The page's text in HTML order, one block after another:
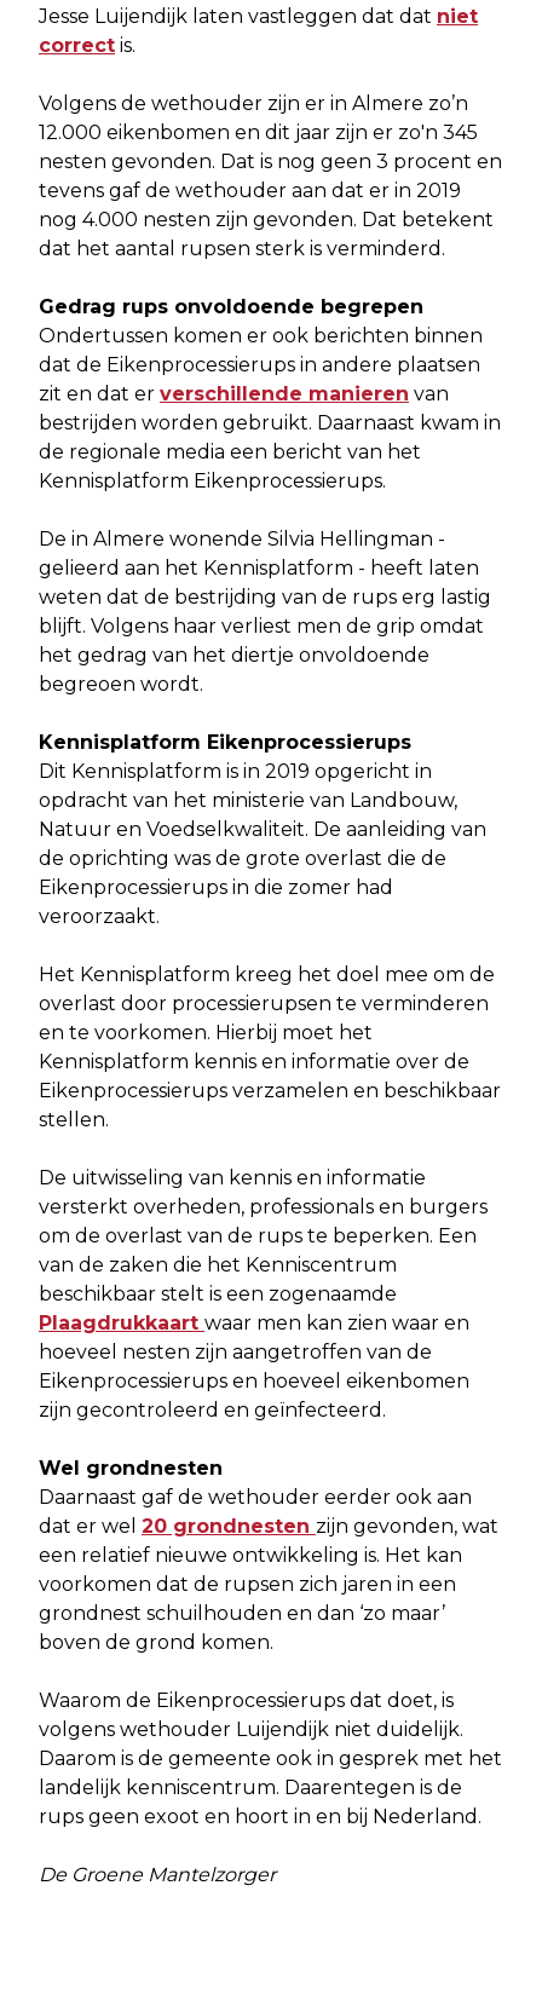
Jesse Luijendijk laten vastleggen dat dat niet
correct is.
Volgens de wethouder zijn er in Almere zo’n
12.000 eikenbomen en dit jaar zijn er zo'n 345
nesten gevonden. Dat is nog geen 3 procent en
tevens gaf de wethouder aan dat er in 2019
nog 4.000 nesten zijn gevonden. Dat betekent
dat het aantal rupsen sterk is verminderd.
Gedrag rups onvoldoende begrepen
Ondertussen komen er ook berichten binnen
dat de Eikenprocessierups in andere plaatsen
zit en dat er verschillende manieren van
bestrijden worden gebruikt. Daarnaast kwam in
de regionale media een bericht van het
Kennisplatform Eikenprocessierups.
De in Almere wonende Silvia Hellingman -
gelieerd aan het Kennisplatform - heeft laten
weten dat de bestrijding van de rups erg lastig
blijft. Volgens haar verliest men de grip omdat
het gedrag van het diertje onvoldoende
begreoen wordt.
Kennisplatform Eikenprocessierups
Dit Kennisplatform is in 2019 opgericht in
opdracht van het ministerie van Landbouw,
Natuur en Voedselkwaliteit. De aanleiding van
de oprichting was de grote overlast die de
Eikenprocessierups in die zomer had
veroorzaakt.
Het Kennisplatform kreeg het doel mee om de
overlast door processierupsen te verminderen
en te voorkomen. Hierbij moet het
Kennisplatform kennis en informatie over de
Eikenprocessierups verzamelen en beschikbaar
stellen.
De uitwisseling van kennis en informatie
versterkt overheden, professionals en burgers
om de overlast van de rups te beperken. Een
van de zaken die het Kenniscentrum
beschikbaar stelt is een zogenaamde
Plaagdrukkaart waar men kan zien waar en
hoeveel nesten zijn aangetroffen van de
Eikenprocessierups en hoeveel eikenbomen
zijn gecontroleerd en geïnfecteerd.
Wel grondnesten
Daarnaast gaf de wethouder eerder ook aan
dat er wel 20 grondnesten zijn gevonden, wat
een relatief nieuwe ontwikkeling is. Het kan
voorkomen dat de rupsen zich jaren in een
grondnest schuilhouden en dan ‘zo maar’
boven de grond komen.
Waarom de Eikenprocessierups dat doet, is
volgens wethouder Luijendijk niet duidelijk.
Daarom is de gemeente ook in gesprek met het
landelijk kenniscentrum. Daarentegen is de
rups geen exoot en hoort in en bij Nederland.
De Groene Mantelzorger